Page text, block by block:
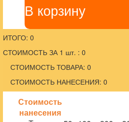
В корзину
ИТОГО: 0
СТОИМОСТЬ ЗА 1 шт. : 0
СТОИМОСТЬ ТОВАРА: 0
СТОИМОСТЬ НАНЕСЕНИЯ: 0
Стоимость
нанесения